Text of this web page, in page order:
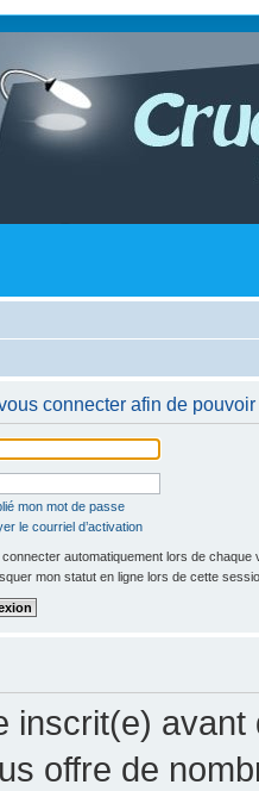
connecter afin de
mon mot de passe
le courriel d’activation
connecter automatiquement lors de chaque
mon statut en ligne lors de cette
inscrit(e) avant
offre de